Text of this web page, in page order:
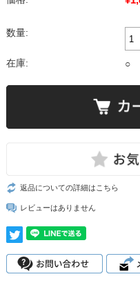
数量:
在庫: ○
返品についての詳細はこちら
レビューはありません